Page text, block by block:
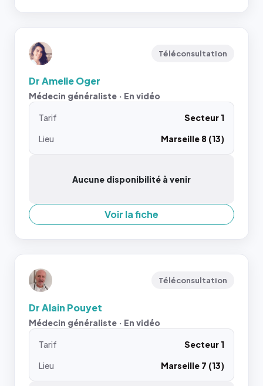
Téléconsultation
Dr Amelie Oger
Médecin généraliste · En vidéo
Tarif
Secteur 1
Lieu
Marseille 8 (13)
Aucune disponibilité à venir
Voir la fiche
Téléconsultation
Dr Alain Pouyet
Médecin généraliste · En vidéo
Tarif
Secteur 1
Lieu
Marseille 7 (13)